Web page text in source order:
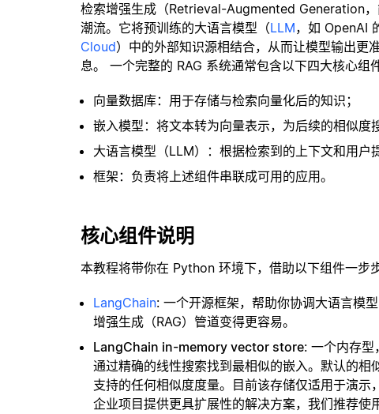
检索增强生成（Retrieval-Augmented Generation
潮流。它将预训练的大语言模型（LLM，如 OpenAI
Cloud）中的外部知识源相结合，从而让模型输出更
息。 一个完整的 RAG 系统通常包含以下四大核心组件
向量数据库：用于存储与检索向量化后的知识；
嵌入模型：将文本转为向量表示，为后续的相似度
大语言模型（LLM）：根据检索到的上下文和用户
框架：负责将上述组件串联成可用的应用。
核心组件说明
本教程将带你在 Python 环境下，借助以下组件一步
LangChain: 一个开源框架，帮助你协调大语言模
增强生成（RAG）管道变得更容易。
LangChain in-memory vector store: 一个内存型
通过精确的线性搜索找到最相似的嵌入。默认的
支持的任何相似度度量。目前该存储仅适用于演
企业项目提供更具扩展性的解决方案，我们推荐使